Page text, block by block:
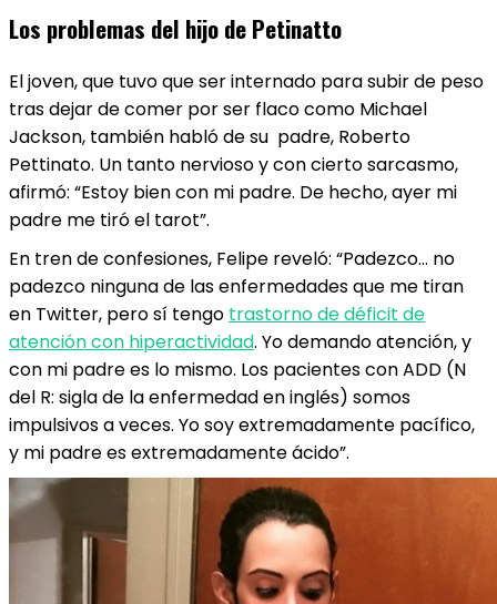
Los problemas del hijo de Petinatto
El joven, que tuvo que ser internado para subir de peso
tras dejar de comer por ser flaco como Michael
Jackson, también habló de su padre, Roberto
Pettinato. Un tanto nervioso y con cierto sarcasmo,
afirmó: “Estoy bien con mi padre. De hecho, ayer mi
padre me tiró el tarot”.
En tren de confesiones, Felipe reveló: “Padezco… no
padezco ninguna de las enfermedades que me tiran
en Twitter, pero sí tengo trastorno de déficit de
atención con hiperactividad. Yo demando atención, y
con mi padre es lo mismo. Los pacientes con ADD (N
del R: sigla de la enfermedad en inglés) somos
impulsivos a veces. Yo soy extremadamente pacífico,
y mi padre es extremadamente ácido”.